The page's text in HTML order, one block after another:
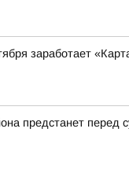
заработает
предстанет